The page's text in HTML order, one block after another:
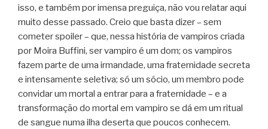
isso, e também por imensa preguiça, não vou relatar aqui
muito desse passado. Creio que basta dizer – sem
cometer spoiler – que, nessa história de vampiros criada
por Moira Buffini, ser vampiro é um dom; os vampiros
fazem parte de uma irmandade, uma fraternidade secreta
e intensamente seletiva; só um sócio, um membro pode
convidar um mortal a entrar para a fraternidade – e a
transformação do mortal em vampiro se dá em um ritual
de sangue numa ilha deserta que poucos conhecem.